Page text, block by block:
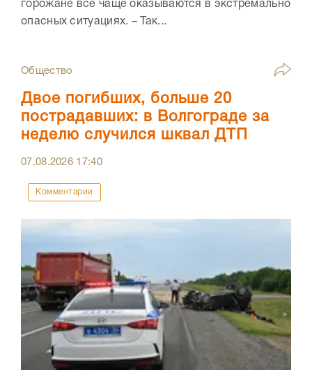
горожане все чаще оказываются в экстремально
опасных ситуациях. – Так...
Общество
Двое погибших, больше 20
пострадавших: в Волгограде за
неделю случился шквал ДТП
07.08.2026 17:40
Комментарии